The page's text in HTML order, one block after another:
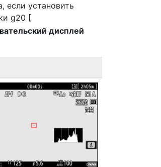
если установить
g20 [
дисплей